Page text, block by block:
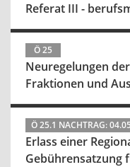
Referat III -
Ö 25
Neuregelungen
Fraktionen und
Ö 25.1 NACHTRAG:
Erlass einer
Gebührensatzung